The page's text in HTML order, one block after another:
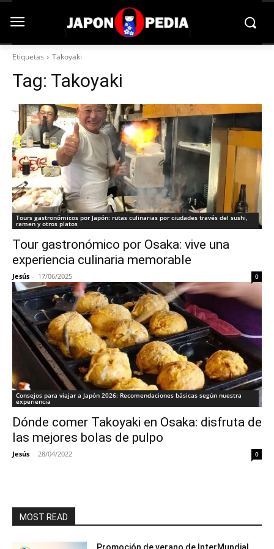
Etiquetas Takoyaki
Tag: Takoyaki
Tours gastronómicos por Japón: rutas culinarias por ciudades través del sushi,
ramen y otros platos
Tour gastronómico por Osaka: vive una
experiencia culinaria memorable
Jesús - 17/06/2025 0
Consejos para viajar a Japón 2026: Recomendaciones básicas según nuestra
experiencia
Dónde comer Takoyaki en Osaka: disfruta de
las mejores bolas de pulpo
Jesús - 28/04/2022 0
MOST READ